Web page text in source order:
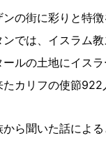
ンの街に彩りと特
ンでは、イスラム
ールの土地にイス
たカリフの使節922
ら聞いた話による